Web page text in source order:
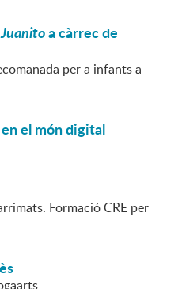
a càrrec de
per a infants a
el món digital
Formació CRE per